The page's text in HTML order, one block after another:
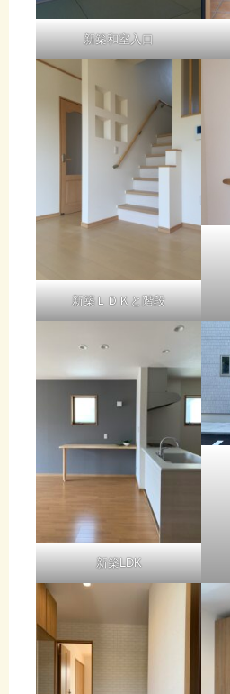
新築和室入口
新築ＬＤＫと階段
新築LDK